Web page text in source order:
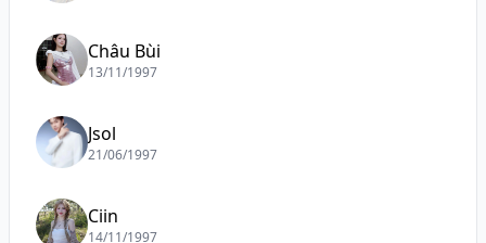
Châu Bùi
13/11/1997
Jsol
21/06/1997
Ciin
14/11/1997